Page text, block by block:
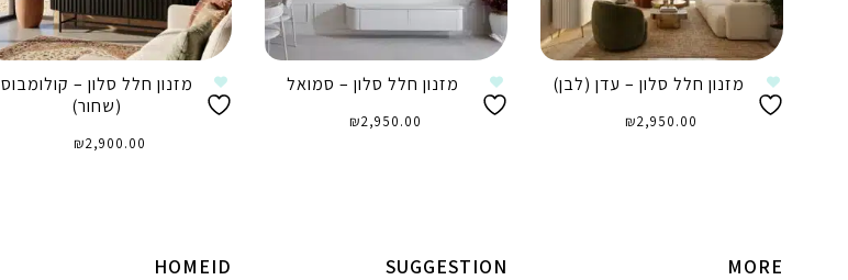
מזנון חלל סלון – עדן (לבן)
₪2,950.00
מזנון חלל סלון – סמואל
₪2,950.00
מזנון חלל סלון – קולומבוס
(שחור)
₪2,900.00
HOMEID SUGGESTION MORE